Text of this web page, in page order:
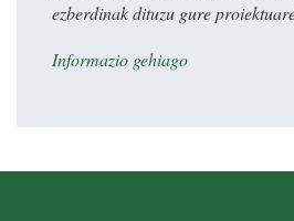
ezberdinak dituzu gure
Informazio gehiago